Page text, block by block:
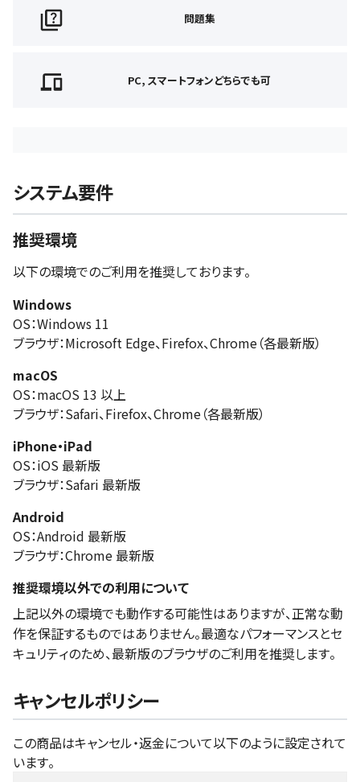
問題集
PC, スマートフォンどちらでも可
システム要件
推奨環境
以下の環境でのご利用を推奨しております。
Windows
OS：Windows 11
ブラウザ：Microsoft Edge、Firefox、Chrome（各最新版）
macOS
OS：macOS 13 以上
ブラウザ：Safari、Firefox、Chrome（各最新版）
iPhone・iPad
OS：iOS 最新版
ブラウザ：Safari 最新版
Android
OS：Android 最新版
ブラウザ：Chrome 最新版
推奨環境以外での利用について
上記以外の環境でも動作する可能性はありますが、正常な動
作を保証するものではありません。最適なパフォーマンスとセ
キュリティのため、最新版のブラウザのご利用を推奨します。
キャンセルポリシー
この商品はキャンセル・返金について以下のように設定されて
います。